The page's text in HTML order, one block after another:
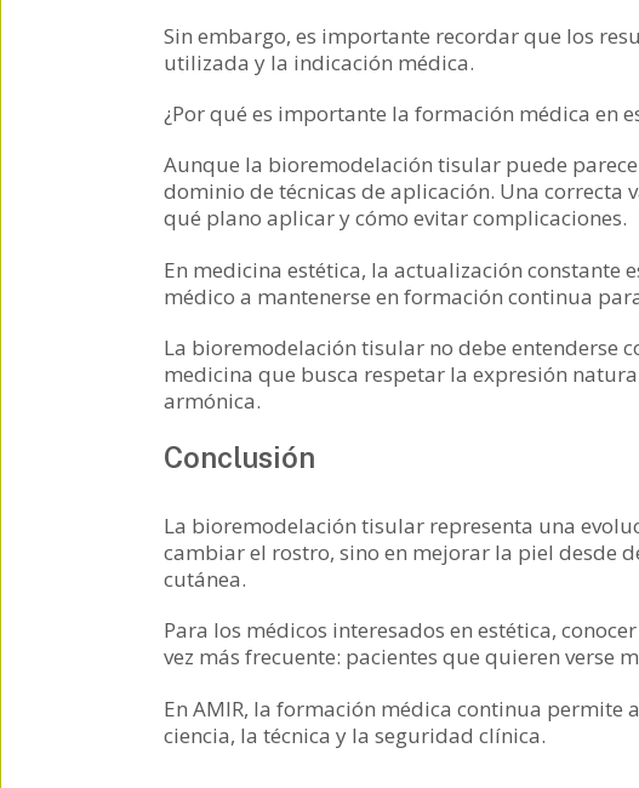
Sin embargo, es importante recordar que los
utilizada y la indicación médica.
¿Por qué es importante la formación médica en
Aunque la bioremodelación tisular puede
dominio de técnicas de aplicación. Una
qué plano aplicar y cómo evitar complicaciones.
En medicina estética, la actualización constante
médico a mantenerse en formación continua
La bioremodelación tisular no debe entenderse
medicina que busca respetar la expresión
armónica.
Conclusión
La bioremodelación tisular representa una
cambiar el rostro, sino en mejorar la piel desde
cutánea.
Para los médicos interesados en estética,
vez más frecuente: pacientes que quieren verse
En AMIR, la formación médica continua
ciencia, la técnica y la seguridad clínica.